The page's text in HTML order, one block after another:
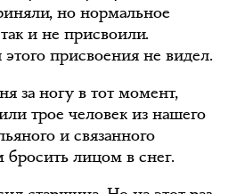
но нормальное
и не присвоили.
присвоения не видел.
за ногу в тот момент,
трое человек из нашего
и связанного
бросить лицом в снег.